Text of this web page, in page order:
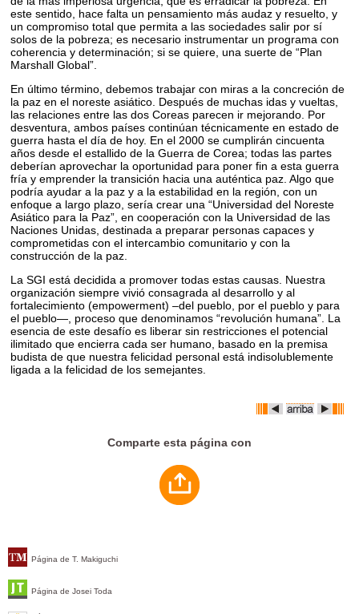
Página de T. Makiguchi
Página de Josei Toda
este sentido, hace falta un pensamiento más audaz y resuelto, y
un compromiso total que permita a las sociedades salir por sí
solos de la pobreza; es necesario instrumentar un programa con
coherencia y determinación; si se quiere, una suerte de “Plan
Marshall Global”.
En último término, debemos trabajar con miras a la concreción de
la paz en el noreste asiático. Después de muchas idas y vueltas,
las relaciones entre las dos Coreas parecen ir mejorando. Por
desventura, ambos países continúan técnicamente en estado de
guerra hasta el día de hoy. En el 2000 se cumplirán cincuenta
años desde el estallido de la Guerra de Corea; todas las partes
deberían aprovechar la oportunidad para poner fin a esta guerra
fría y emprender la transición hacia una auténtica paz. Algo que
podría ayudar a la paz y a la estabilidad en la región, con un
enfoque a largo plazo, sería crear una “Universidad del Noreste
Asiático para la Paz”, en cooperación con la Universidad de las
Naciones Unidas, destinada a preparar personas capaces y
comprometidas con el intercambio comunitario y con la
construcción de la paz.
La SGI está decidida a promover todas estas causas. Nuestra
organización siempre vivió consagrada al desarrollo y al
fortalecimiento (empowerment) –del pueblo, por el pueblo y para
el pueblo—, proceso que denominamos “revolución humana”. La
esencia de este desafío es liberar sin restricciones el potencial
ilimitado que encierra cada ser humano, basado en la premisa
budista de que nuestra felicidad personal está indisolublemente
ligada a la felicidad de los semejantes.
Comparte esta página con